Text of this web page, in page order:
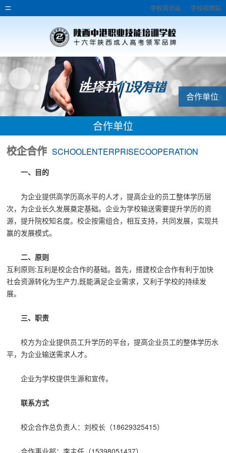
学校资讯站 学校视频站
合作单位
合作单位
校企合作 SCHOOLENTERPRISECOOPERATION
一、目的
为企业提供高学历高水平的人才，提高企业的员工整体学历层
次，为企业长久发展奠定基础。企业为学校输送需要提升学历的资
源，提升院校知名度。校企按需组合，相互支持，共同发展，实现共
赢的发展模式。
二、原则
互利原则:互利是校企合作的基础。首先，搭建校企合作有利于加快
社会资源转化为生产力,既能满足企业需求，又利于学校的持续发
展。
三、职责
校方为企业提供员工升学历的平台，提高企业员工的整体学历水
平，为企业输送需求人才。
企业为学校提供生源和宣传。
联系方式
校企合作总负责人：刘校长（18629325415）